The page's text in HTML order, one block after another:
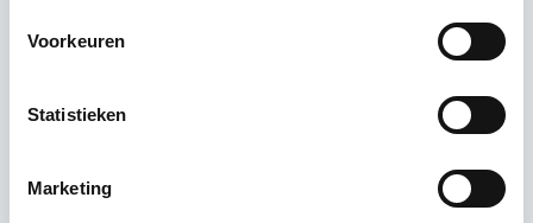
Voorkeuren
Statistieken
Marketing
Reisgids Phi Phi-eilanden: Vervoer,